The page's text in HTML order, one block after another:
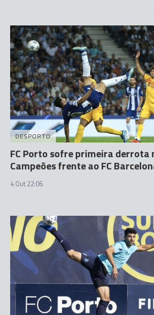
DESPORTO
FC Porto sofre primeira derrota
Campeões frente ao FC
4 Out 22:06